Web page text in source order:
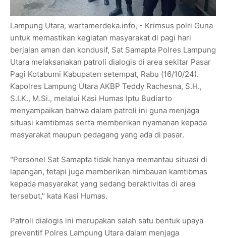
Lampung Utara, wartamerdeka.info, - Krimsus polri Guna
untuk memastikan kegiatan masyarakat di pagi hari
berjalan aman dan kondusif, Sat Samapta Polres Lampung
Utara melaksanakan patroli dialogis di area sekitar Pasar
Pagi Kotabumi Kabupaten setempat, Rabu (16/10/24).
Kapolres Lampung Utara AKBP Teddy Rachesna, S.H.,
S.I.K., M.Si., melalui Kasi Humas Iptu Budiarto
menyampaikan bahwa dalam patroli ini guna menjaga
situasi kamtibmas serta memberikan nyamanan kepada
masyarakat maupun pedagang yang ada di pasar.
"Personel Sat Samapta tidak hanya memantau situasi di
lapangan, tetapi juga memberikan himbauan kamtibmas
kepada masyarakat yang sedang beraktivitas di area
tersebut," kata Kasi Humas.
Patroli dialogis ini merupakan salah satu bentuk upaya
preventif Polres Lampung Utara dalam menjaga